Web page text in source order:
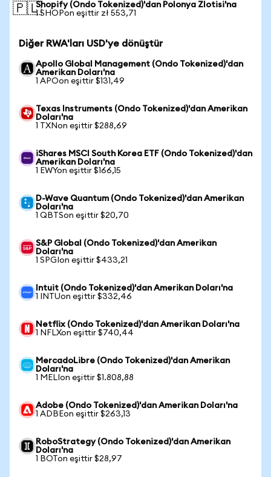
🇵🇱Shopify (Ondo Tokenized)'dan Polonya Zlotisi'na
1 SHOPon eşittir zł 553,71
Diğer RWA'ları USD'ye dönüştür
Apollo Global Management (Ondo Tokenized)'dan
Amerikan Doları'na
1 APOon eşittir $131,49
Texas Instruments (Ondo Tokenized)'dan Amerikan
Doları'na
1 TXNon eşittir $288,69
iShares MSCI South Korea ETF (Ondo Tokenized)'dan
Amerikan Doları'na
1 EWYon eşittir $166,15
D-Wave Quantum (Ondo Tokenized)'dan Amerikan
Doları'na
1 QBTSon eşittir $20,70
S&P Global (Ondo Tokenized)'dan Amerikan
Doları'na
1 SPGIon eşittir $433,21
Intuit (Ondo Tokenized)'dan Amerikan Doları'na
1 INTUon eşittir $332,46
Netflix (Ondo Tokenized)'dan Amerikan Doları'na
1 NFLXon eşittir $740,44
MercadoLibre (Ondo Tokenized)'dan Amerikan
Doları'na
1 MELIon eşittir $1.808,88
Adobe (Ondo Tokenized)'dan Amerikan Doları'na
1 ADBEon eşittir $263,13
RoboStrategy (Ondo Tokenized)'dan Amerikan
Doları'na
1 BOTon eşittir $28,97